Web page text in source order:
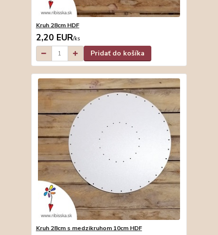
Kruh 28cm HDF
2,20 EUR/ks
Pridať do košíka
Kruh 28cm s medzikruhom 10cm HDF